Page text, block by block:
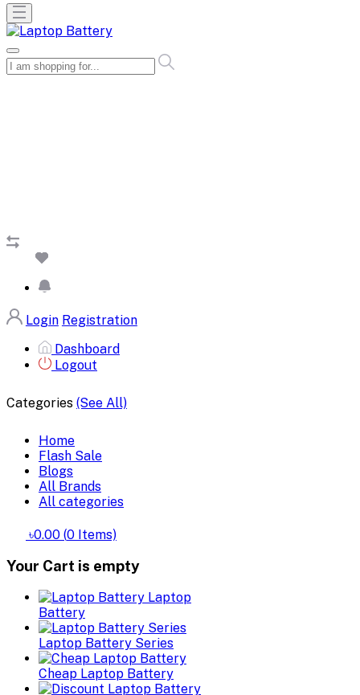
Login Registration
Dashboard
Logout
Categories (See All)
Home
Flash Sale
Blogs
All Brands
All categories
৳0.00 (0 Items)
Your Cart is empty
Laptop
Battery
Laptop Battery Series
Cheap Laptop Battery